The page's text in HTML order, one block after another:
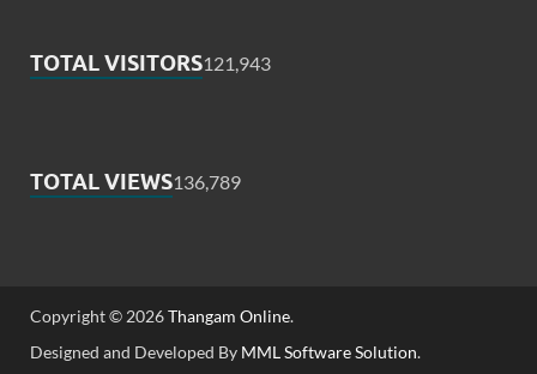
TOTAL VISITORS121,943
TOTAL VIEWS136,789
Copyright © 2026Thangam Online.
Designed and Developed By MML Software Solution.